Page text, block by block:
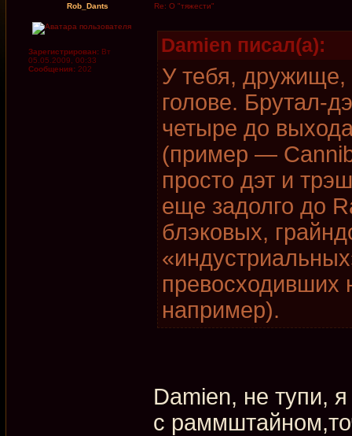
Rob_Dants Re: О "тяжести"
Зарегистрирован: Вт
05.05.2009, 00:33
Сообщения: 202
Damien писал(а):
У тебя, дружище,
голове. Брутал-
четыре до
(пример —
просто дэт и
еще задолго до
блэковых,
превосходивших
например).
Damien, не тупи,
с